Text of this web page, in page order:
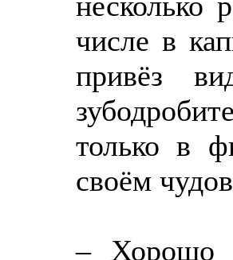
числе в
привёз
только в
своём
– Хорошо